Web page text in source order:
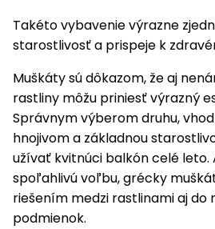
Takéto vybavenie výrazne
starostlivosť a prispeje k
Muškáty sú dôkazom, že aj
rastliny môžu priniesť výrazný
Správnym výberom druhu,
hnojivom a základnou
užívať kvitnúci balkón celé
spoľahlivú voľbu, grécky
riešením medzi rastlinami aj
podmienok.